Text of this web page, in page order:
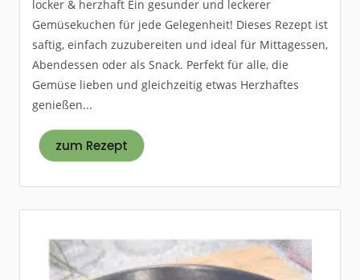
locker & herzhaft Ein gesunder und leckerer
Gemüsekuchen für jede Gelegenheit! Dieses Rezept ist
saftig, einfach zuzubereiten und ideal für Mittagessen,
Abendessen oder als Snack. Perfekt für alle, die
Gemüse lieben und gleichzeitig etwas Herzhaftes
genießen...
zum Rezept